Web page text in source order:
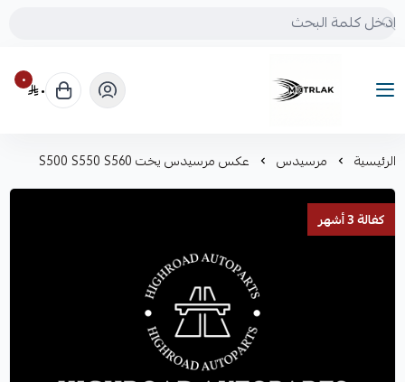
Motrlak
٠ ٠
الرئيسية مرسيدس عكس مرسيدس يخت S500 S550 S560
كفالة 3 أشهر